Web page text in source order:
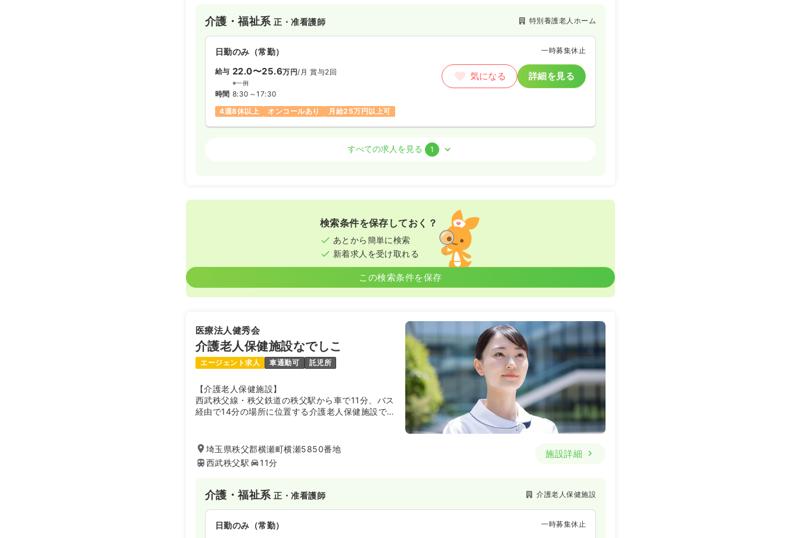
介護・福祉系正・准看護師 特別養護老人ホーム
日勤のみ（常勤） 一時募集休止
給与 22.0〜25.6万円/月 賞与2回
※一例
時間 8:30～17:30
4週8休以上
オンコールあり 月給25万円以上可
気になる 詳細を見る
月給25万円以上可
気になる 詳細を見る
すべての求人を見る 1
検索条件を保存しておく？
あとから簡単に検索
新着求人を受け取れる
この検索条件を保存
医療法人健秀会
介護老人保健施設なでしこ
エージェント求人 車通勤可 託児所
【介護老人保健施設】
西武秩父線・秩父鉄道の秩父駅から車で11分、バス
経由で14分の場所に位置する介護老人保健施設で
科）を併設し、医療・福祉の複合ケアを目標として
おります。
また、目の前には壮大な武甲山が見え、閑静な大自
とができます。
埼玉県秩父郡横瀬町横瀬5850番地
西武秩父駅
11分
施設詳細
介護・福祉系正・准看護師 介護老人保健施設
日勤のみ（常勤） 一時募集休止